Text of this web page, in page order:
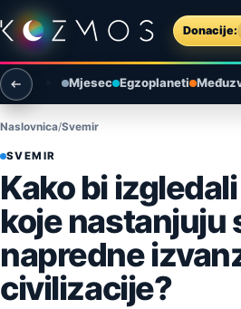
Preskoči na sadržaj
Donacije:
Otvori izbornik
Otvori pretragu
Mjesec Egzoplaneti
Naslovnica Svemir
SVEMIR
Kako bi
koje nastanjuju
napredne
civilizacije?